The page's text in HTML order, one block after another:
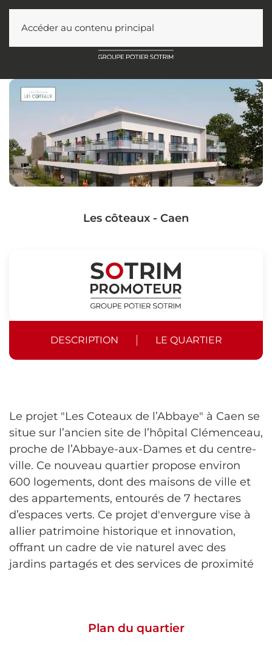
Accéder au contenu principal
Les côteaux - Caen
DESCRIPTION LE QUARTIER
Le projet "Les Coteaux de l’Abbaye" à Caen se
situe sur l’ancien site de l’hôpital Clémenceau,
proche de l’Abbaye-aux-Dames et du centre-
ville. Ce nouveau quartier propose environ
600 logements, dont des maisons de ville et
des appartements, entourés de 7 hectares
d’espaces verts. Ce projet d'envergure vise à
allier patrimoine historique et innovation,
offrant un cadre de vie naturel avec des
jardins partagés et des services de proximité
Plan du quartier